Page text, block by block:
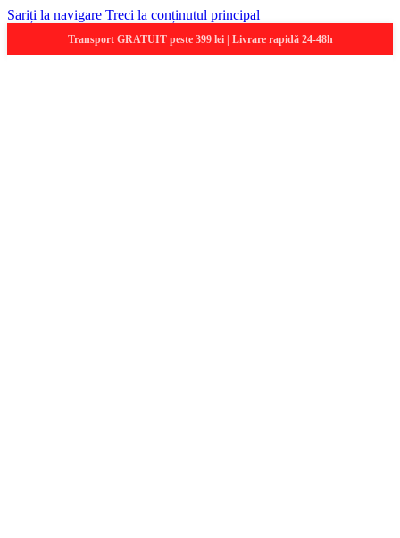
Sariți la navigare Treci la conținutul principal
Transport GRATUIT peste 399 lei | Livrare rapidă 24-48h